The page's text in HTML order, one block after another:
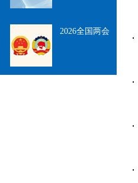
2026全国两会